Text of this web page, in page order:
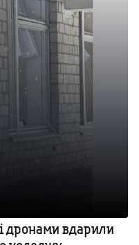
дронами вдарили